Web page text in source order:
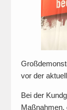
vor der
Bei der